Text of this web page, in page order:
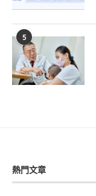
5
熱門文章